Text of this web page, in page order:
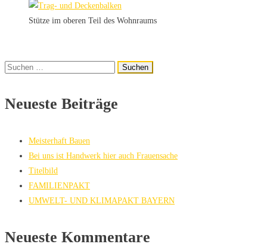
Stütze im oberen Teil des Wohnraums
Suchen
Neueste Beiträge
Meisterhaft Bauen
Bei uns ist Handwerk hier auch Frauensache
Titelbild
FAMILIENPAKT
UMWELT- UND KLIMAPAKT BAYERN
Neueste Kommentare